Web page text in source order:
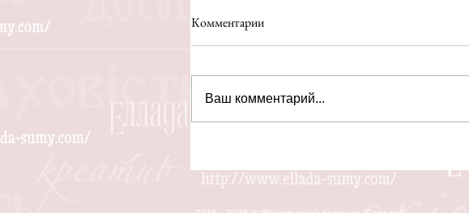
Комментарии
Ваш комментарий...